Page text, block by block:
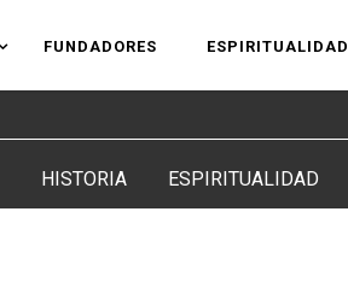
FUNDADORES ESPIRITUALIDAD
HISTORIA ESPIRITUALIDAD